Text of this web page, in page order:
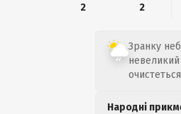
2
2
Зранку
невеликий
Народні